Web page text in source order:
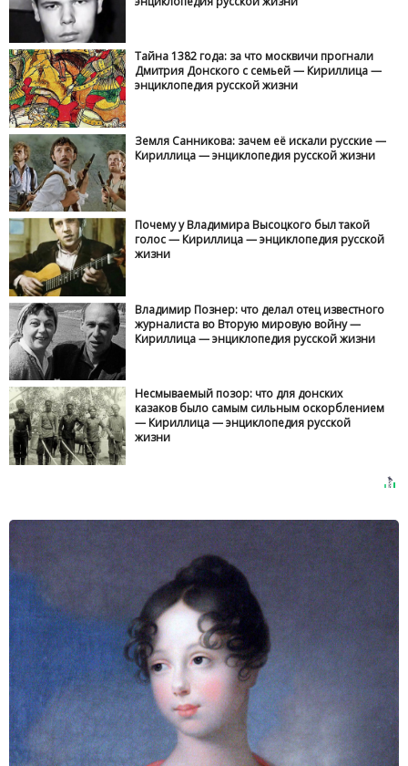
Тайна 1382 года: за что москвичи прогнали
Дмитрия Донского с семьей — Кириллица —
энциклопедия русской жизни
Земля Санникова: зачем её искали русские —
Кириллица — энциклопедия русской жизни
Почему у Владимира Высоцкого был такой
голос — Кириллица — энциклопедия русской
жизни
Владимир Познер: что делал отец известного
журналиста во Вторую мировую войну —
Кириллица — энциклопедия русской жизни
Несмываемый позор: что для донских
казаков было самым сильным оскорблением
— Кириллица — энциклопедия русской
жизни